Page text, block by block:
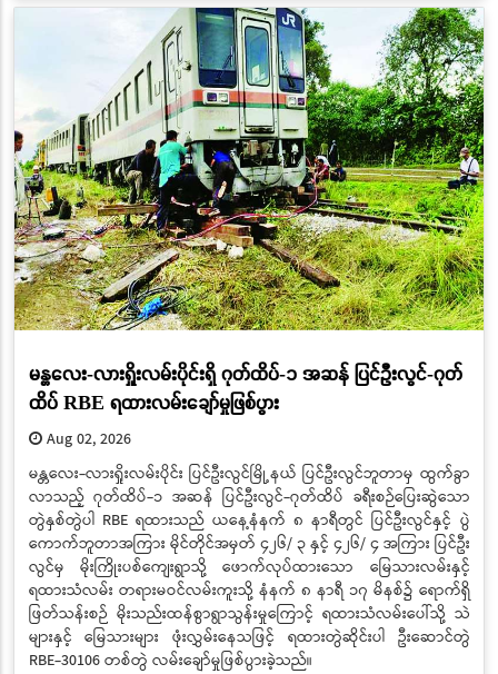
မန္တလေး-လားရှိုးလမ်းပိုင်းရှိ ဂုတ်ထိပ်-၁ အဆန် ပြင်ဦးလွင်-ဂုတ်
ထိပ် RBE ရထားလမ်းချော်မှုဖြစ်ပွား
Aug 02, 2026
မန္တလေး-လားရှိုးလမ်းပိုင်း ပြင်ဦးလွင်မြို့နယ် ပြင်ဦးလွင်ဘူတာမှ ထွက်ခွာ
လာသည့် ဂုတ်ထိပ်-၁ အဆန် ပြင်ဦးလွင်-ဂုတ်ထိပ် ခရီးစဉ်ပြေးဆွဲသော
တွဲနှစ်တွဲပါ RBE ရထားသည် ယနေ့နံနက် ၈ နာရီတွင် ပြင်ဦးလွင်နှင့် ပွဲ
ကောက်ဘူတာအကြား မိုင်တိုင်အမှတ် ၄၂၆/ ၃ နှင့် ၄၂၆/ ၄ အကြား ပြင်ဦး
လွင်မှ မိုးကြိုးပစ်ကျေးရွာသို့ ဖောက်လုပ်ထားသော မြေသားလမ်းနှင့်
ရထားသံလမ်း တရားမဝင်လမ်းကူးသို့ နံနက် ၈ နာရီ ၁၇ မိနစ်၌ ရောက်ရှိ
ဖြတ်သန်းစဉ် မိုးသည်းထန်စွာရွာသွန်းမှုကြောင့် ရထားသံလမ်းပေါ်သို့ သဲ
များနှင့် မြေသားများ ဖုံးလွှမ်းနေသဖြင့် ရထားတွဲဆိုင်းပါ ဦးဆောင်တွဲ
RBE-30106 တစ်တွဲ လမ်းချော်မှုဖြစ်ပွားခဲ့သည်။